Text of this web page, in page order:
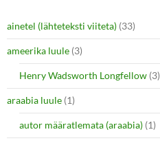
ainetel (lähteteksti viiteta) (33)
ameerika luule (3)
Henry Wadsworth Longfellow (3)
araabia luule (1)
autor määratlemata (araabia) (1)